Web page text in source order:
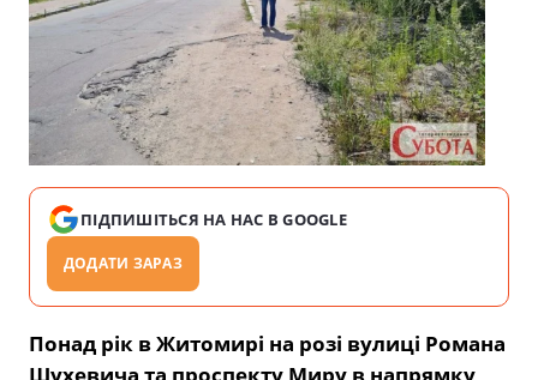
ПІДПИШІТЬСЯ НА НАС В GOOGLE
ДОДАТИ ЗАРАЗ
Понад рік в Житомирі на розі вулиці Романа
Шухевича та проспекту Миру в напрямку